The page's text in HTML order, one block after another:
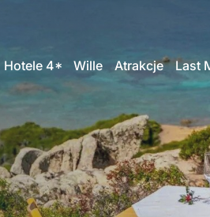
Hotele 4* Wille Atrakcje Last